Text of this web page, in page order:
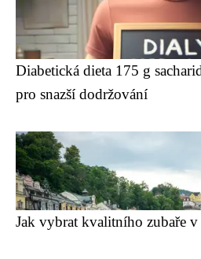
Diabetická dieta 175 g
pro snazší dodržování
Jak vybrat kvalitního zubaře